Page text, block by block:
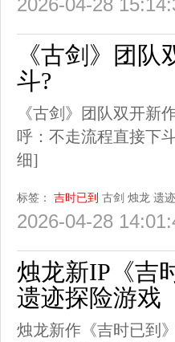
2026-04-28
《古剑》团
斗?
《古剑》团队双开新
呼：不走流程直接下
细]
标签： 吉时已到 古剑 烛龙 遗
2026-04-28
烛龙新IP《吉
遗迹探险游戏
烛龙新作《吉时已到